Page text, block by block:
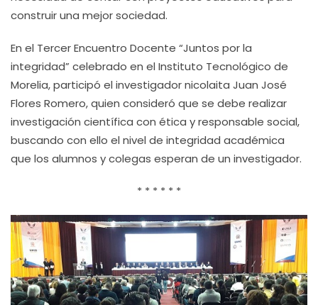
construir una mejor sociedad.
En el Tercer Encuentro Docente “Juntos por la
integridad” celebrado en el Instituto Tecnológico de
Morelia, participó el investigador nicolaita Juan José
Flores Romero, quien consideró que se debe realizar
investigación científica con ética y responsable social,
buscando con ello el nivel de integridad académica
que los alumnos y colegas esperan de un investigador.
* * * * * *